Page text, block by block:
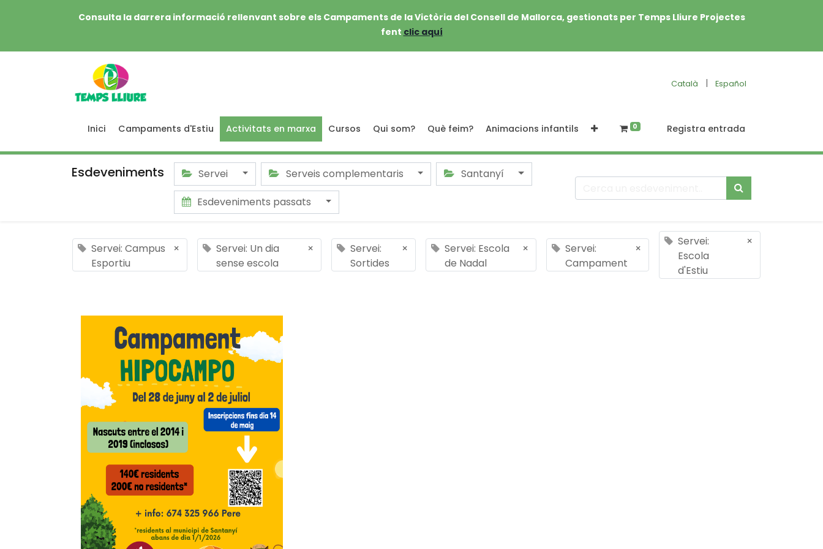
Consulta la darrera informació rellenvant sobre els Campaments de la Victòria del Consell de Mallorca, gestionats per Temps Lliure Projectes
fent clic aquí
Català | Español
Inici Campaments d'Estiu Activitats en marxa Cursos Qui som? Què feim? Animacions infantils 0 Registra entrada
Esdeveniments Servei Serveis complementaris
Santanyí
Esdeveniments passats
Servei: Campus
Esportiu
×
Servei: Un dia
sense escola
×
Servei:
Sortides
×
Servei: Escola
de Nadal
×
Servei:
Campament
×
Servei:
Escola
d'Estiu
×